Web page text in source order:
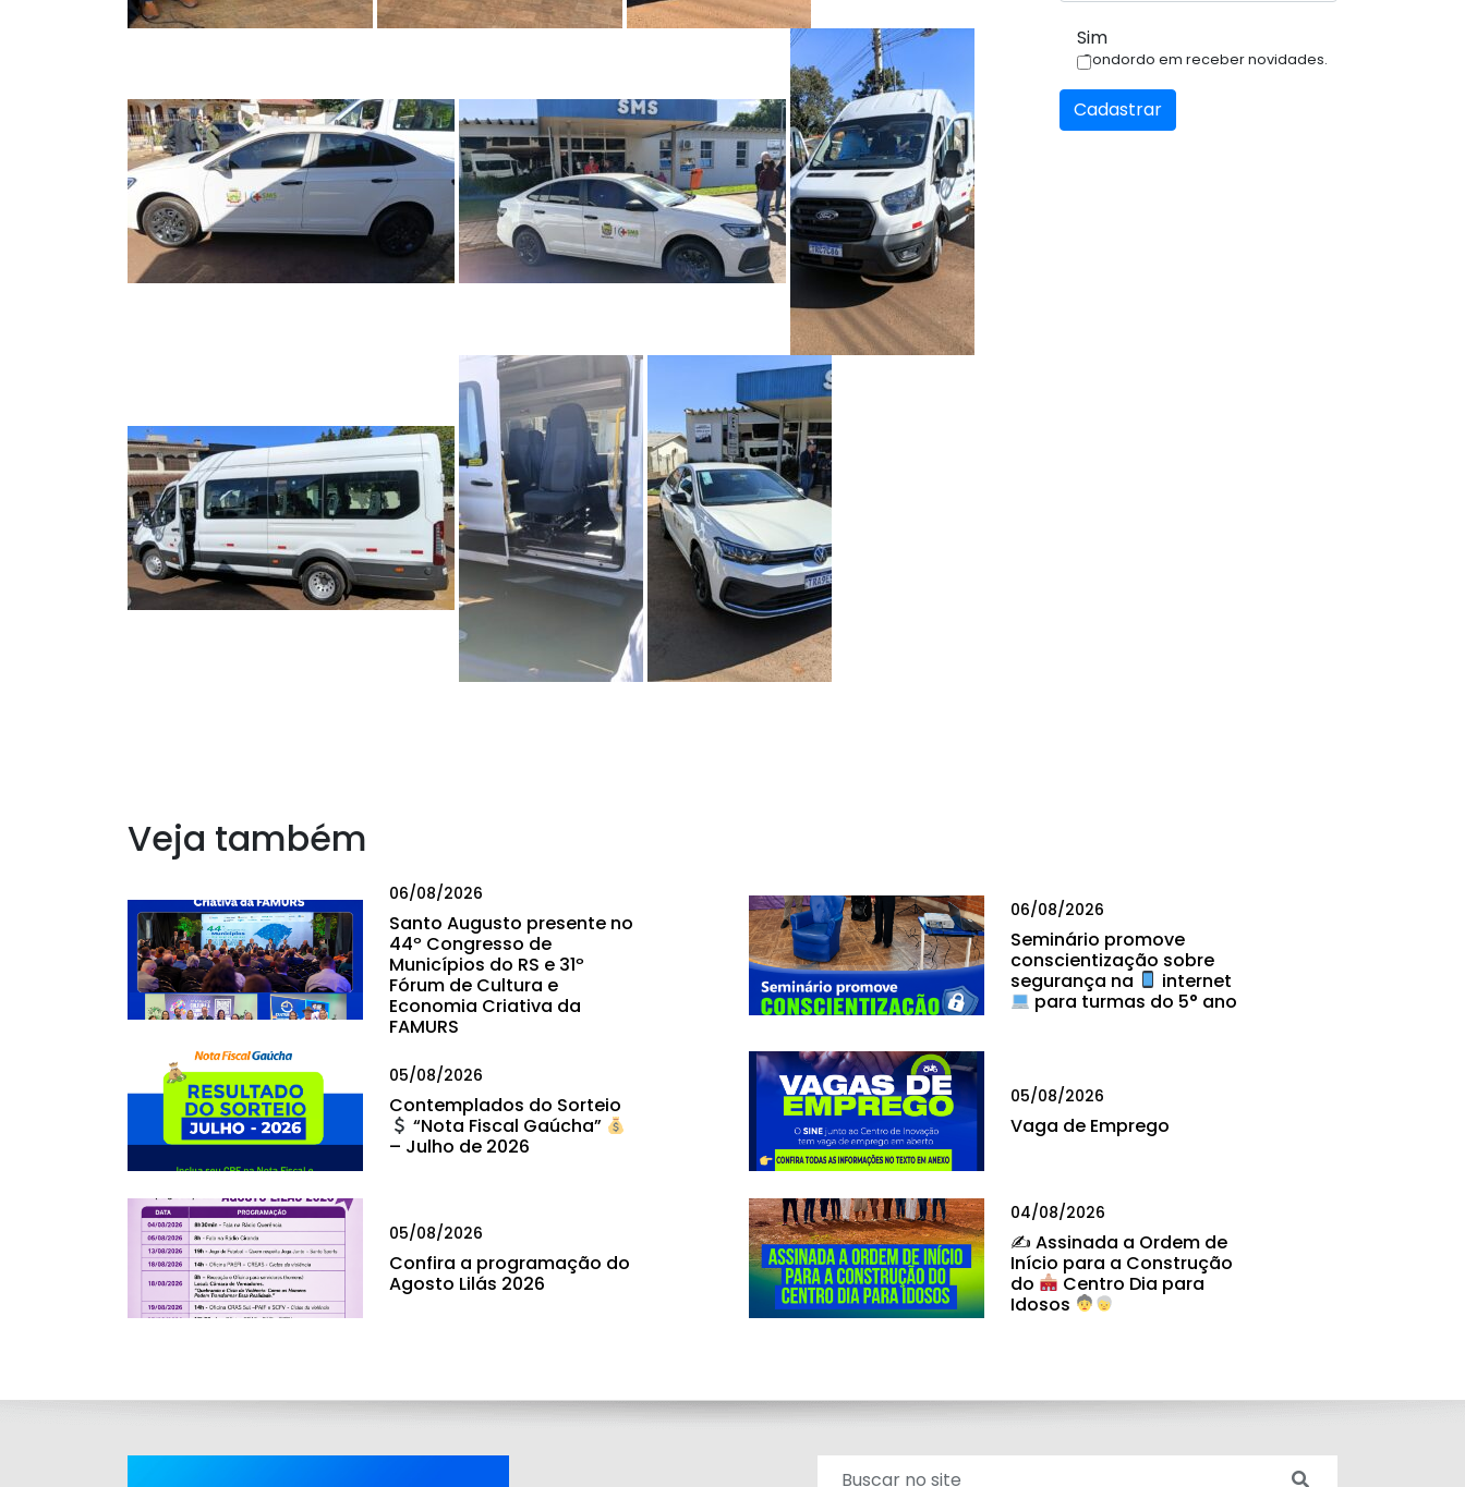
Sim
Condordo em receber novidades.
Cadastrar
Veja também
06/08/2026
Santo Augusto presente no
44º Congresso de
Municípios do RS e 31º
Fórum de Cultura e
Economia Criativa da
FAMURS
06/08/2026
Seminário promove
conscientização sobre
segurança na
internet
para turmas do 5° ano
05/08/2026
Contemplados do Sorteio
“Nota Fiscal Gaúcha”
– Julho de 2026
05/08/2026
Vaga de Emprego
05/08/2026
Confira a programação do
Agosto Lilás 2026
04/08/2026
✍ Assinada a Ordem de
Início para a Construção
do
Centro Dia para
Idosos